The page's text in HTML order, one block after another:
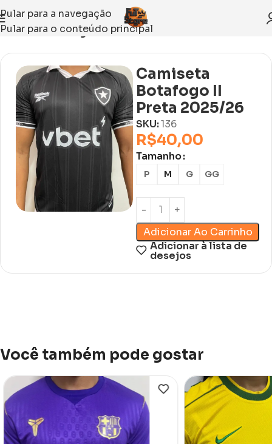
Pular para a navegação
Pular para o conteúdo principal
Início Sem categoria
Camiseta
Botafogo II
Preta 2025/26
SKU:136
R$40,00
Tamanho
P M G GG
Adicionar Ao Carrinho
Adicionar à lista de
desejos
Você também pode gostar